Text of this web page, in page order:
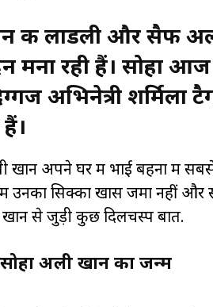
की लाडली और सैफ
मना रही हैं। सोहा आज
अभिनेत्री
खान अपने घर में भाई बहनों में
उनका सिक्का खास जमा नहीं और
से जुड़ी कुछ दिलचस्प बातें.
अली खान का जन्म